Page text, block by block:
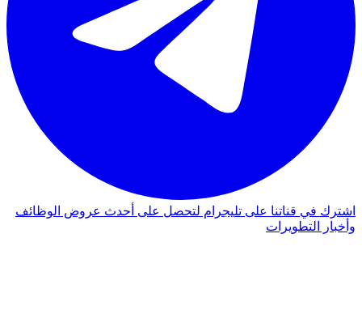
اشترك في قناتنا على تليجرام لتحصل على أحدث عروض الوظائف
وأخبار التطويرات